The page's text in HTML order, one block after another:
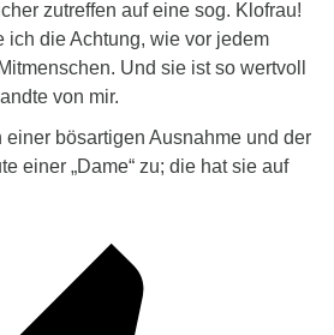
zutreffen auf eine sog. Klofrau!
ich die Achtung, wie vor jedem
Und sie ist so wertvoll
von mir.
bösartigen Ausnahme und der
einer „Dame“ zu; die hat sie auf